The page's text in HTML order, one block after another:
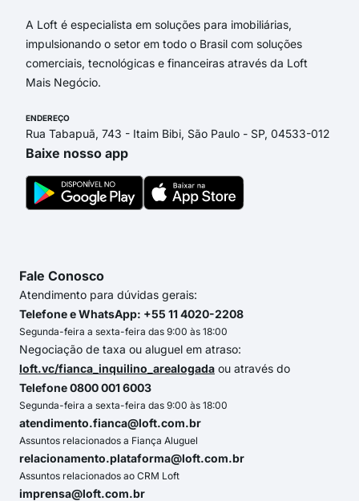
A Loft é especialista em soluções para imobiliárias,
impulsionando o setor em todo o Brasil com soluções
comerciais, tecnológicas e financeiras através da Loft
Mais Negócio.
ENDEREÇO
Rua Tabapuã, 743 - Itaim Bibi, São Paulo - SP, 04533-012
Baixe nosso app
Fale Conosco
Atendimento para dúvidas gerais:
Telefone e WhatsApp: +55 11 4020-2208
Segunda-feira a sexta-feira das 9:00 às 18:00
Negociação de taxa ou aluguel em atraso:
loft.vc/fianca_inquilino_arealogada ou através do
Telefone 0800 001 6003
Segunda-feira a sexta-feira das 9:00 às 18:00
atendimento.fianca@loft.com.br
Assuntos relacionados a Fiança Aluguel
relacionamento.plataforma@loft.com.br
Assuntos relacionados ao CRM Loft
imprensa@loft.com.br